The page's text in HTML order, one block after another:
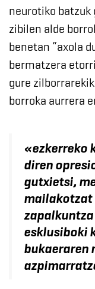
neurotiko batzuk
zibilen alde
benetan “axola
bermatzera
gure
borroka aurrera
«ezkerreko
diren
gutxietsi,
mailakotzat
esklusiboki
bukaeraren